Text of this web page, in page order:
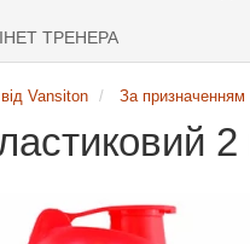
ТРЕНЕРА
Vansiton За призначенням